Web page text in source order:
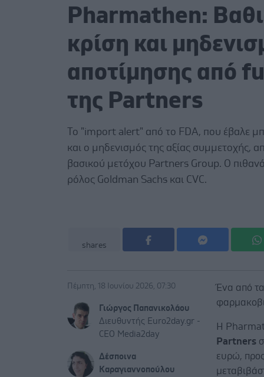
Pharmathen:
κρίση και
αποτίμησης από
της Partners
Το "import alert" από το FDA, που έβαλε
και ο μηδενισμός της αξίας συμμετοχής,
βασικού μετόχου Partners Group. Ο
ρόλος Goldman Sachs και CVC.
shares
Πέμπτη, 18 Ιουνίου 2026, 07:30
Γιώργος Παπανικολάου
Διευθυντής Euro2day.gr -
CEO Media2day
Δέσποινα
Καραγιαννοπούλου
Ένα από
Η
Partners
ευρώ,